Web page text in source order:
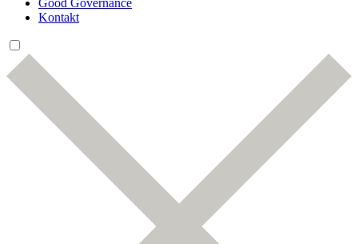
Good Governance
Kontakt